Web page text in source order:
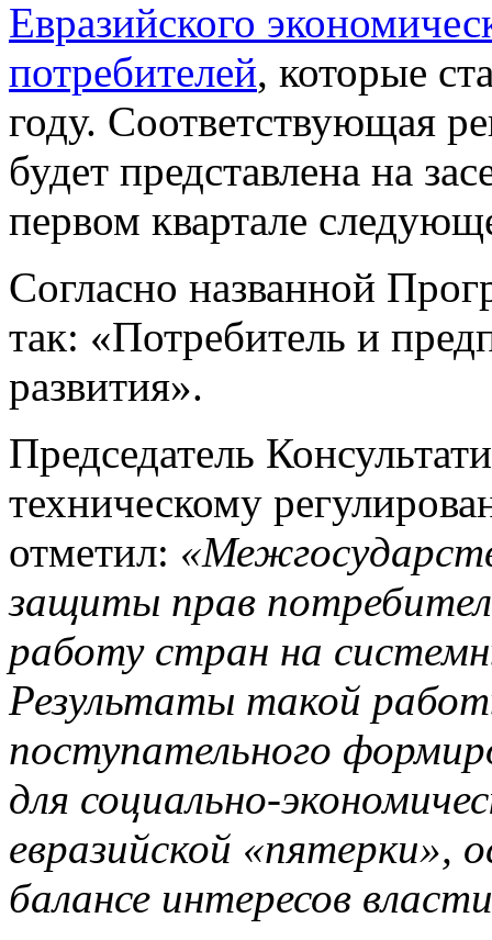
Евразийского
потребителей, которые
году. Соответствующая
будет представлена на
первом квартале
Согласно названной
так: «Потребитель и
развития».
Председатель
техническому
отметил:
защиты прав
работу стран на
Результаты такой
поступательного
для социально-
евразийской «пятерки»,
балансе интересов